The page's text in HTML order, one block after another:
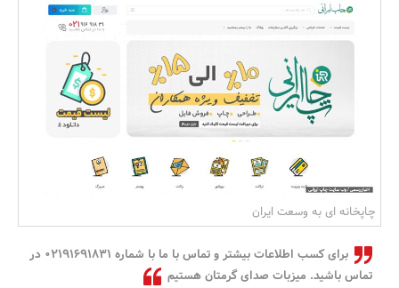
بانک، بیمه و سرمایه
مسکن و ساختمان
چاپخانه ای به وسعت ایران
برای کسب اطلاعات بیشتر و تماس با ما با شماره 02191691831 در
تماس باشید. میزبات صدای گرمتان هستیم